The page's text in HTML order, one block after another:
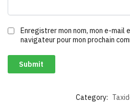
Enregistrer mon nom, mon e-mail
navigateur pour mon prochain
Category: